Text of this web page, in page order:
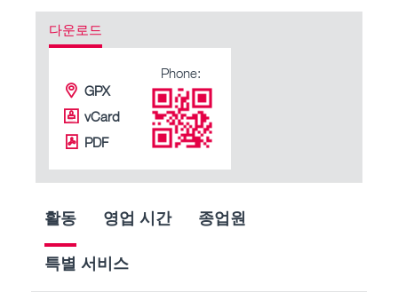
다운로드
GPX
vCard
PDF
Phone:
활동 영업 시간 종업원
특별 서비스